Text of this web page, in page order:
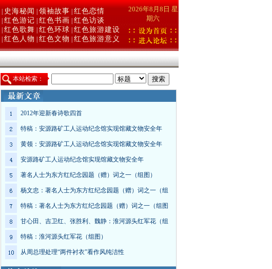
史海秘闻 领袖故事 红色恋情
红色游记 红色书画
红色访谈
红色歌舞 红色环球 红色旅游建设
红色人物 红色文物 红色旅游意义
2026年8月8日 星
期六
本站检索：
2012年迎新春诗歌四首
特稿：安源路矿工人运动纪念馆实现馆藏文物安全年
黄领：安源路矿工人运动纪念馆实现馆藏文物安全年
安源路矿工人运动纪念馆实现馆藏文物安全年
著名人士为东方红纪念园题（赠）词之一（组图）
杨文忠：著名人士为东方红纪念园题（赠）词之一（组
特稿：著名人士为东方红纪念园题（赠）词之一（组图
甘心田、吉卫红、张胜利、魏静：淮河源头红军花（组
特稿：淮河源头红军花（组图）
从周总理处理“两件衬衣”看作风纯洁性